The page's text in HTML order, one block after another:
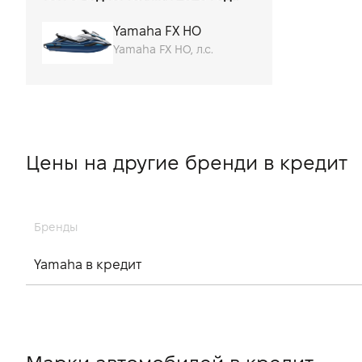
от 300
от 4 до 8
Yamaha FX HO
Yamaha FX HO, л.с.
Цены на другие бренди в кредит
Бренды
Yamaha в кредит